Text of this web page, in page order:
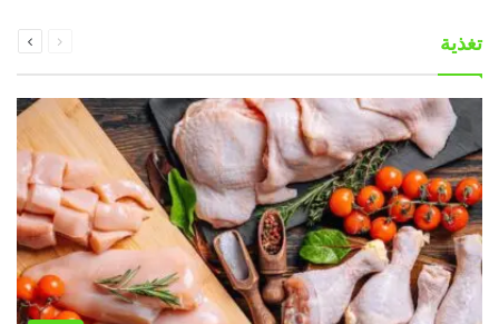
تغذية الصفحةالصفحة